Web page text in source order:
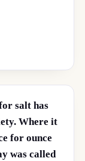
salt has
Where it
for ounce
was called